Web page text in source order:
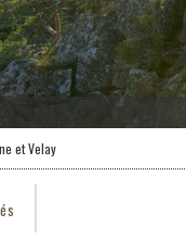
et Velay